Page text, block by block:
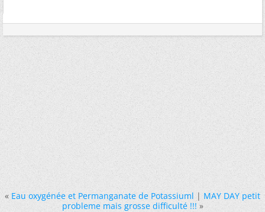
« Eau oxygénée et Permanganate de Potassiuml|MAY DAY petit
probleme mais grosse difficulté !!! »